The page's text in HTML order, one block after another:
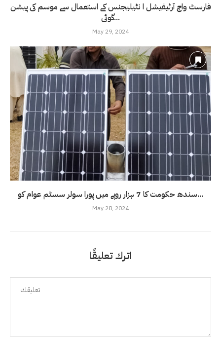
فارسٹ واچ آرٹیفیشل ا نٹیلیجنس کے استعمال سے موسم کی پیشن
گوئی...
May 29, 2024
سندھ حکومت کا 7 ہزار روپے میں پورا سولر سسٹم عوام کو...
May 28, 2024
اترك تعليقًا